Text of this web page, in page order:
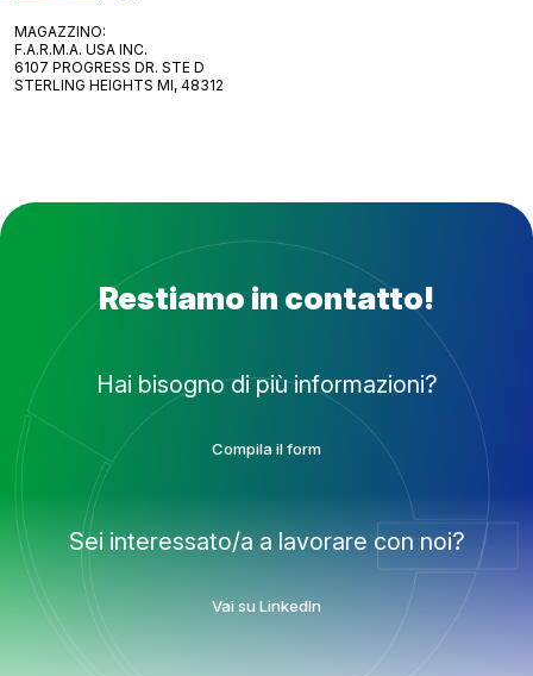
MAGAZZINO:
F.A.R.M.A. USA INC.
6107 PROGRESS DR. STE D
STERLING HEIGHTS MI, 48312
Restiamo in contatto!
Hai bisogno di più informazioni?
Compila il form
Sei interessato/a a lavorare con noi?
Vai su LinkedIn